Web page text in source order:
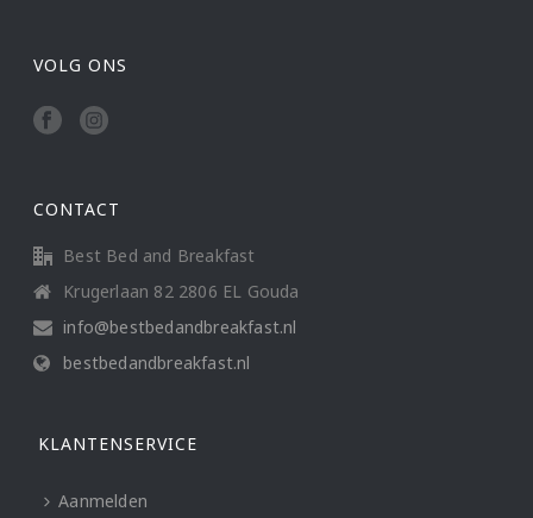
VOLG ONS
CONTACT
Best Bed and Breakfast
Krugerlaan 82 2806 EL Gouda
info@bestbedandbreakfast.nl
bestbedandbreakfast.nl
KLANTENSERVICE
Aanmelden